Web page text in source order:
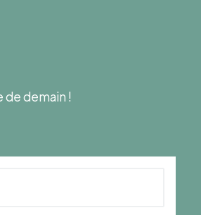
de demain !